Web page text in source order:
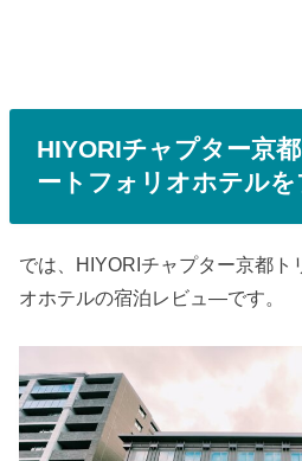
HIYORIチャプター京
ートフォリオホテルを
では、HIYORIチャプター京都ト
オホテルの宿泊レビュ―です。